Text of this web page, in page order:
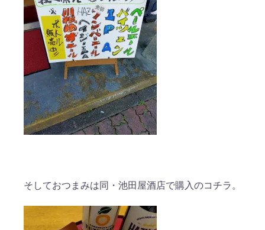
そしておつまみは同・池田屋酒店で購入のコチラ。